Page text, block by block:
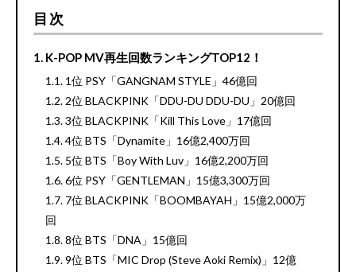
目次
K-POP MV再生回数ランキングTOP12！
1位 PSY「GANGNAM STYLE」46億回
2位 BLACKPINK「DDU-DU DDU-DU」20億回
3位 BLACKPINK「Kill This Love」17億回
4位 BTS「Dynamite」16億2,400万回
5位 BTS「Boy With Luv」16億2,200万回
6位 PSY「GENTLEMAN」15億3,300万回
7位 BLACKPINK「BOOMBAYAH」15億2,000万
回
8位 BTS「DNA」15億回
9位 BTS「MIC Drop (Steve Aoki Remix)」12億